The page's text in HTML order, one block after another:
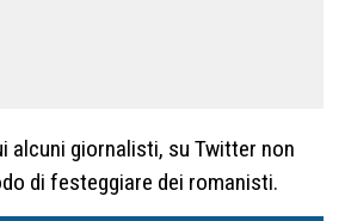
alcuni giornalisti, su Twitter non
di festeggiare dei romanisti.